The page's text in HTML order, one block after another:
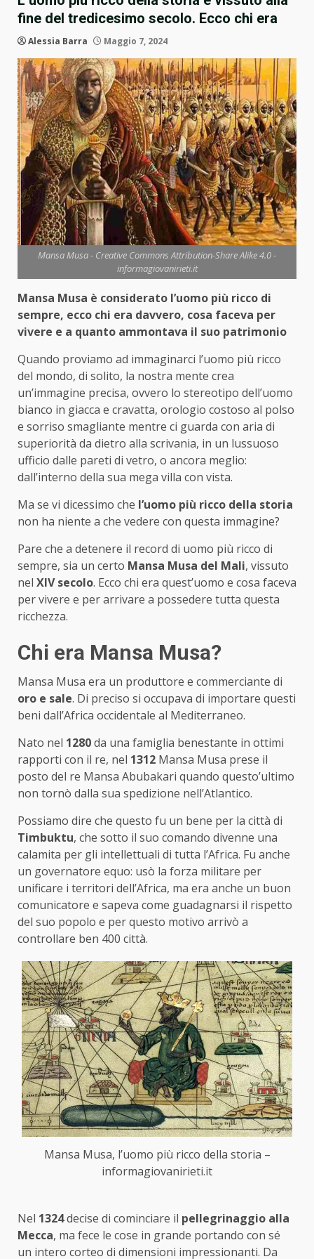
fine del tredicesimo secolo. Ecco chi era
Alessia Barra Maggio 7, 2024
Mansa Musa - Creative Commons Attribution-Share Alike 4.0 -
informagiovanirieti.it
Mansa Musa è considerato l’uomo più ricco di
sempre, ecco chi era davvero, cosa faceva per
vivere e a quanto ammontava il suo patrimonio
Quando proviamo ad immaginarci l’uomo più ricco
del mondo, di solito, la nostra mente crea
un’immagine precisa, ovvero lo stereotipo dell’uomo
bianco in giacca e cravatta, orologio costoso al polso
e sorriso smagliante mentre ci guarda con aria di
superiorità da dietro alla scrivania, in un lussuoso
ufficio dalle pareti di vetro, o ancora meglio:
dall’interno della sua mega villa con vista.
Ma se vi dicessimo che l’uomo più ricco della storia
non ha niente a che vedere con questa immagine?
Pare che a detenere il record di uomo più ricco di
sempre, sia un certo Mansa Musa del Mali, vissuto
nel XIV secolo. Ecco chi era quest’uomo e cosa faceva
per vivere e per arrivare a possedere tutta questa
ricchezza.
Chi era Mansa Musa?
Mansa Musa era un produttore e commerciante di
oro e sale. Di preciso si occupava di importare questi
beni dall’Africa occidentale al Mediterraneo.
Nato nel 1280da una famiglia benestante in ottimi
rapporti con il re, nel 1312 Mansa Musa prese il
posto del re Mansa Abubakari quando questo’ultimo
non tornò dalla sua spedizione nell’Atlantico.
Possiamo dire che questo fu un bene per la città di
Timbuktu, che sotto il suo comando divenne una
calamita per gli intellettuali di tutta l’Africa. Fu anche
un governatore equo: usò la forza militare per
unificare i territori dell’Africa, ma era anche un buon
comunicatore e sapeva come guadagnarsi il rispetto
del suo popolo e per questo motivo arrivò a
controllare ben 400 città.
Mansa Musa, l’uomo più ricco della storia –
informagiovanirieti.it
Nel 1324decise di cominciare il pellegrinaggio alla
Mecca, ma fece le cose in grande portando con sé
un intero corteo di dimensioni impressionanti. Da